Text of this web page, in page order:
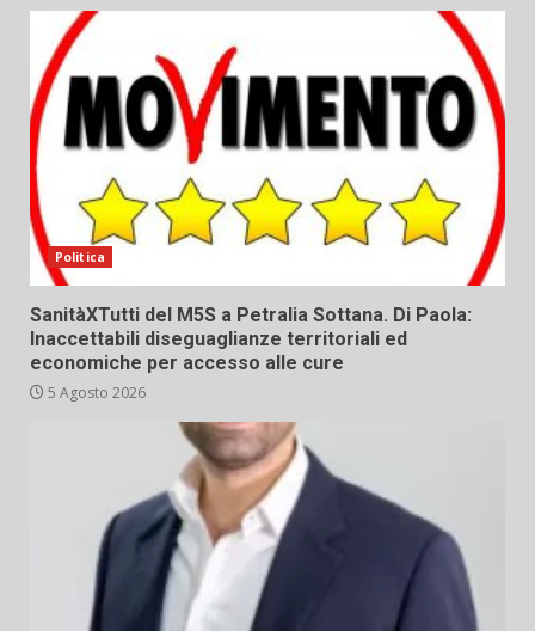
Politica
SanitàXTutti del M5S a Petralia Sottana. Di Paola:
Inaccettabili diseguaglianze territoriali ed
economiche per accesso alle cure
5 Agosto 2026